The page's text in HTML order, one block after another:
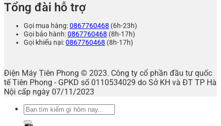
Tổng đài hỗ trợ
Gọi mua hàng:0867760468 (6h-23h)
Gọi bảo hành:0867760468 (8h-17h)
Gọi khiếu nại:0867760468 (8h-17h)
Điện Máy Tiên Phong © 2023. Công ty cổ phần đầu tư quốc
tế Tiên Phong - GPKD số 0110534029 do Sở KH và ĐT TP Hà
Nội cấp ngày 07/11/2023
Tìm